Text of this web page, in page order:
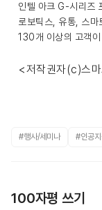
인텔 아크 G-시리즈
로보틱스, 유통, 스마
130개 이상의 고객
<저작권자(c)스
#행사/세미나 #인공
100자평 쓰기